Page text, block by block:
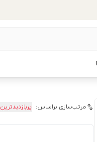
مرتب‌سازی براساس: پربازدیدترین